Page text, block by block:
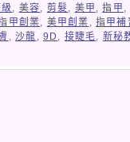
, 美容, 剪髮, 美甲 ,指甲 ,
甲創業, 美甲創業 , 指甲補
,沙龍 , 9D , 接睫毛, 新秘